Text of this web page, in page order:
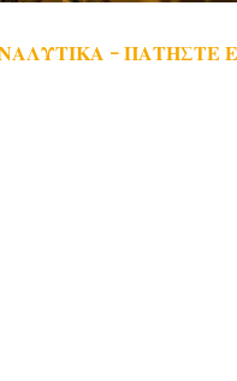
- ΠΑΤΗΣΤΕ